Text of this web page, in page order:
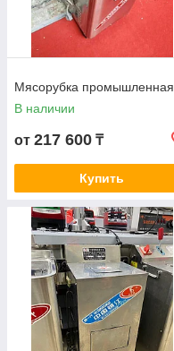
Мясорубка промышленная
В наличии
от 217 600 ₸
Купить